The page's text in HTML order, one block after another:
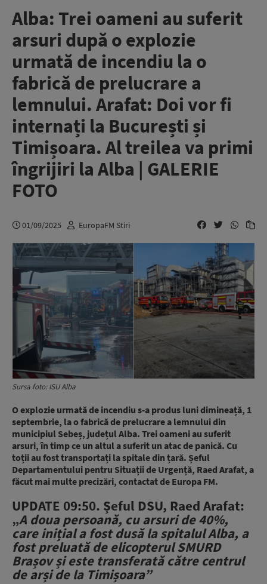
Alba: Trei oameni au suferit
arsuri după o explozie
urmată de incendiu la o
fabrică de prelucrare a
lemnului. Arafat: Doi vor fi
internați la București și
Timișoara. Al treilea va primi
îngrijiri la Alba | GALERIE
FOTO
01/09/2025 EuropaFM Stiri
Sursa foto: ISU Alba
O explozie urmată de incendiu s-a produs luni dimineață, 1
septembrie, la o fabrică de prelucrare a lemnului din
municipiul Sebeș, județul Alba. Trei oameni au suferit
arsuri, în timp ce un altul a suferit un atac de panică. Cu
toții au fost transportați la spitale din țară. Șeful
Departamentului pentru Situații de Urgență, Raed Arafat, a
făcut mai multe precizări, contactat de Europa FM.
UPDATE 09:50. Șeful DSU, Raed Arafat:
„A doua persoană, cu arsuri de 40%,
care inițial a fost dusă la spitalul Alba, a
fost preluată de elicopterul SMURD
Brașov și este transferată către centrul
de arși de la Timișoara”